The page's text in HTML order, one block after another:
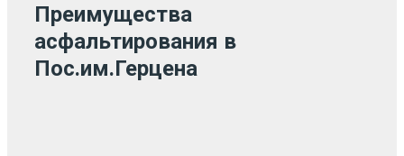
Преимущества
асфальтирования в
Пос.им.Герцена